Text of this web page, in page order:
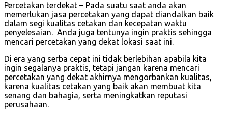
Percetakan terdekat – Pada suatu saat anda akan
memerlukan jasa percetakan yang dapat diandalkan baik
dalam segi kualitas cetakan dan kecepatan waktu
penyelesaian. Anda juga tentunya ingin praktis sehingga
mencari percetakan yang dekat lokasi saat ini.
Di era yang serba cepat ini tidak berlebihan apabila kita
ingin segalanya praktis, tetapi jangan karena mencari
percetakan yang dekat akhirnya mengorbankan kualitas,
karena kualitas cetakan yang baik akan membuat kita
senang dan bahagia, serta meningkatkan reputasi
perusahaan.